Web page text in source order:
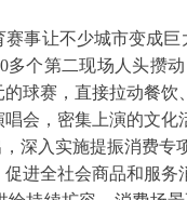
事让不少城市变成巨
多个第二现场人头攒
球赛，直接拉动餐饮
会，密集上演的文化
深入实施提振消费
进全社会商品和服务